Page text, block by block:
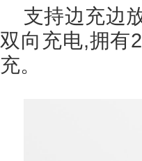
支持边充边
双向充电,拥有
充。